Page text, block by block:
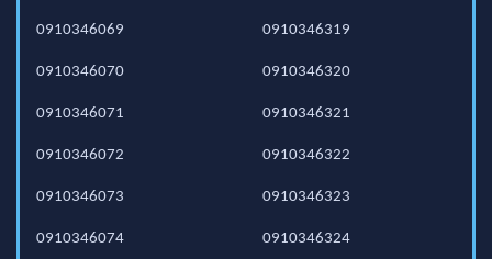
0910346069
0910346070
0910346071
0910346072
0910346073
0910346074
0910346319
0910346320
0910346321
0910346322
0910346323
0910346324